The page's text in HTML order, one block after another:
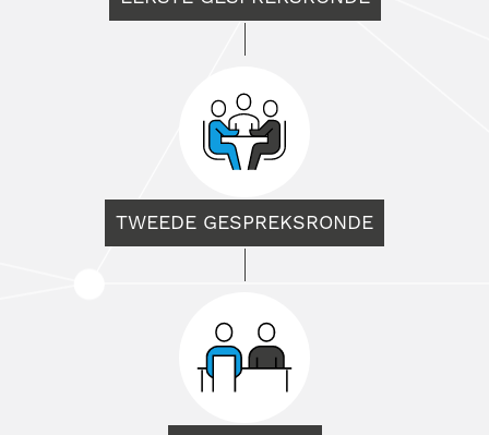
TWEEDE GESPREKSRONDE